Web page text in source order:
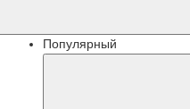
Популярный